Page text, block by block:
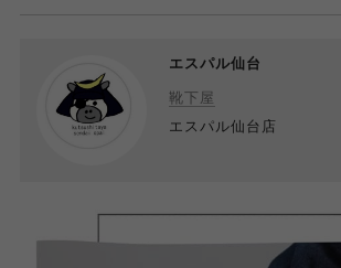
エスパル仙台
靴下屋
エスパル仙台店